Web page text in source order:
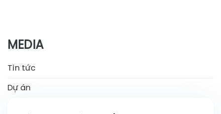
MEDIA
Tin tức
Dự án